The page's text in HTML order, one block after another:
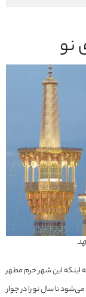
نو
اینکه این شهر حرم مطهر
تا سال نو را در جوار